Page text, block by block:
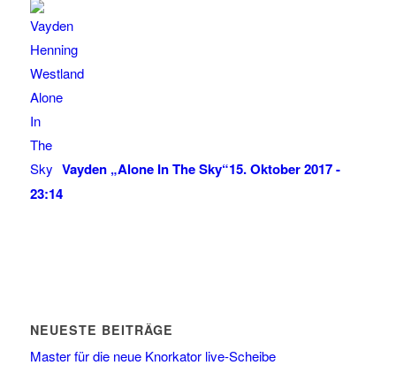
Vayden „Alone In The Sky“15. Oktober 2017 -
23:14
NEUESTE BEITRÄGE
Master für die neue Knorkator live-Scheibe